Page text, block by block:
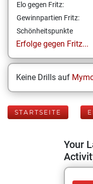
Elo gegen Fritz:
Gewinnpartien Fritz:
Schönheitspunkte
Erfolge gegen Fritz...
Keine Drills auf
STARTSEITE
Your